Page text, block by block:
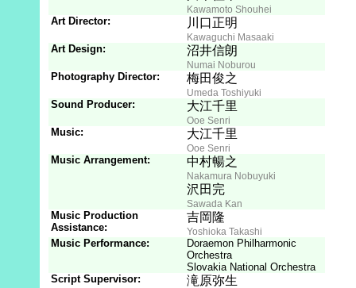
Kawamoto Shouhei
Art Director: 川口正明
Kawaguchi Masaaki
Art Design: 沼井信朗
Numai Noburou
Photography Director: 梅田俊之
Umeda Toshiyuki
Sound Producer: 大江千里
Ooe Senri
Music: 大江千里
Ooe Senri
Music Arrangement: 中村暢之
Nakamura Nobuyuki
沢田完
Sawada Kan
Music Production
Assistance:
吉岡隆
Yoshioka Takashi
Music Performance:
Doraemon Philharmonic
Orchestra
Slovakia National Orchestra
Script Supervisor:
滝原弥生